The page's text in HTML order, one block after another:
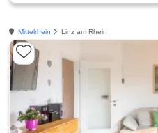
Mittelrhein Linz am Rhein